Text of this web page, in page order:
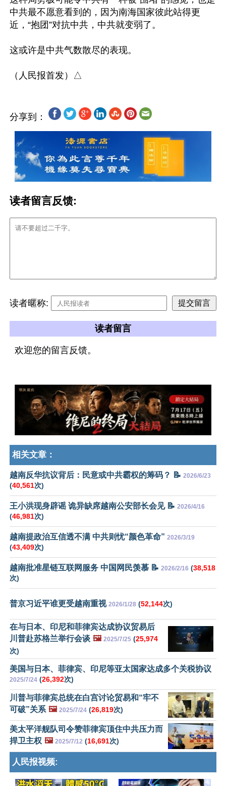
中共最不愿意看到的，因为南海国家彼此站得更
近，“抱团”对抗中共，中共就变弱了。
这或许是中共气数散尽的表现。
分享到：
读者留言反馈:
读者暱称:
读者留言
欢迎您的留言反馈。
相关文章：
越南反华抗议背后：民意或中共霸权的筹码？ 📝 2026/6/23
(40,561次)
王小洪现身辟谣 诡异缺席越南公安部长会见 📝 2026/4/16
(46,981次)
越南提政治互信透不满 中共则忧“颜色革命” 2026/3/19
(43,409次)
越南批准星链互联网服务 中国网民羡慕 📝 2026/2/16 (38,518
次)
普京习近平谁更受越南重视 2026/1/28 (52,144次)
在与日本、印尼和菲律宾达成协议贸易后
川普赴苏格兰举行会谈 🖼️ 2025/7/25 (25,974
次)
美国与日本、菲律宾、印尼等亚太国家达成多个关税协议
2025/7/24 (26,392次)
川普与菲律宾总统在白宫讨论贸易和“牢不
可破”关系 🖼️ 2025/7/24 (26,819次)
美太平洋舰队司令赞菲律宾顶住中共压力而
捍卫主权 🖼️ 2025/7/12 (16,691次)
人民报视频: